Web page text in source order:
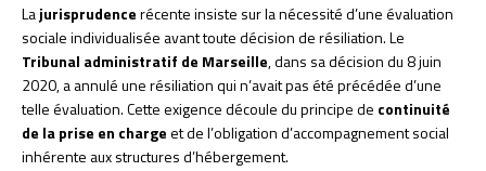
Lajurisprudencerécente insiste sur la nécessité d’une évaluation
sociale individualisée avant toute décision de résiliation. Le
Tribunal administratif de Marseille, dans sa décision du 8 juin
2020, a annulé une résiliation qui n’avait pas été précédée d’une
telle évaluation. Cette exigence découle du principe de continuité
de la prise en chargeet de l’obligation d’accompagnement social
inhérente aux structures d’hébergement.